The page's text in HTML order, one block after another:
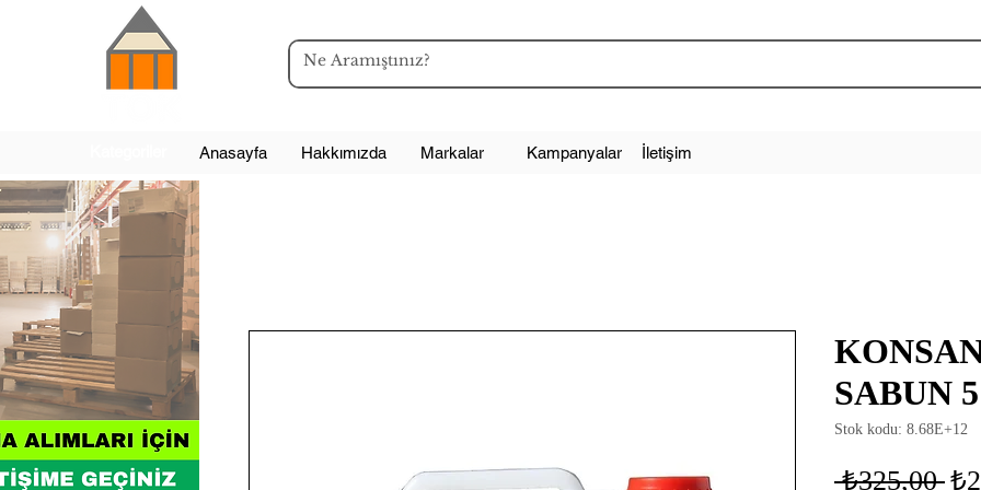
Anasayfa Hakkımızda Markalar Kampanyalar İletişim
SABUN
Stok kodu: 8.68E+12
₺325,00